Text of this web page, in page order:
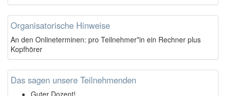
Organisatorische Hinweise
An den Onlineterminen: pro Teilnehmer*in ein Rechner plus
Kopfhörer
Das sagen unsere Teilnehmenden
Guter Dozent!